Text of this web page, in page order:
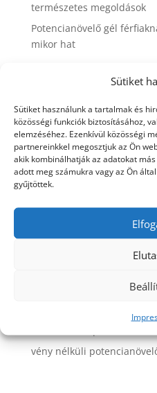
Sütiket
Sütiket használunk a tartalmak és
közösségi funkciók biztosításához,
elemzéséhez. Ezenkívül közösségi
partnereinkkel megosztjuk az Ön
akik kombinálhatják az adatokat
adott meg számukra vagy az Ön
gyűjtöttek.
természetes megoldások
Potencianövelő gél
mikor hat
Erekció növelő
korai magömlés okai
Potencia
Potencia, szex, férfidolgok
Potencianövelés
vény nélküli